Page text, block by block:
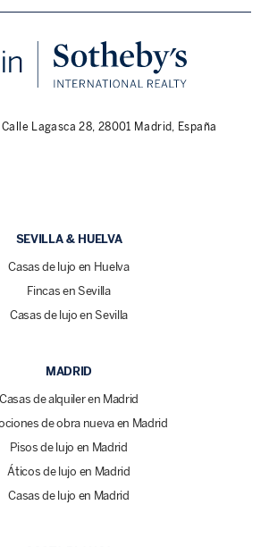
Lagasca 28, 28001 Madrid, España
SEVILLA & HUELVA
Casas de lujo en Huelva
Fincas en Sevilla
Casas de lujo en Sevilla
MADRID
Casas de alquiler en Madrid
de obra nueva en Madrid
Pisos de lujo en Madrid
Áticos de lujo en Madrid
Casas de lujo en Madrid